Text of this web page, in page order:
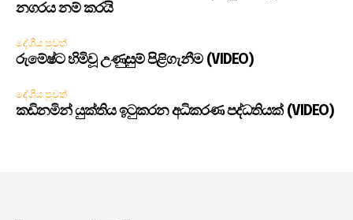
නගරය නම් කරයි
දේශීය පුවත්
රුමේෂ්ට හිමිවූ උණුසුම් පිළිගැනීම (VIDEO)
දේශීය පුවත්
කඩිනමින් යුක්තිය ඉටුකරන අධිකරණ පද්ධතියක් (VIDEO)